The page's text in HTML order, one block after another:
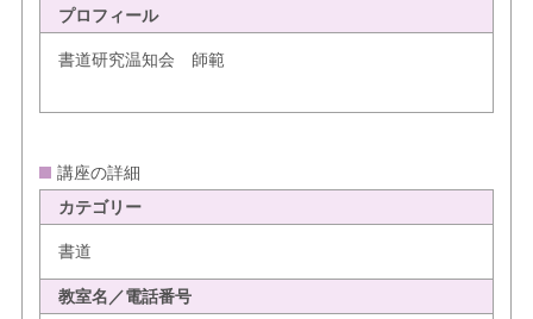
プロフィール
書道研究温知会 師範
講座の詳細
カテゴリー
書道
教室名／電話番号